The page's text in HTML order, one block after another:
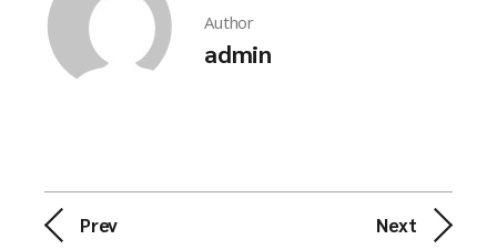
Author
admin
Prev Next